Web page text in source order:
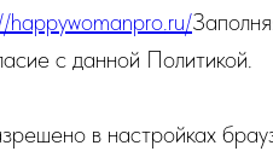
happywomanpro.ru/
с данной Политикой.
в настройках